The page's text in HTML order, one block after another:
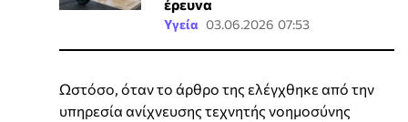
έρευνα
Υγεία 03.06.2026 07:53
Ωστόσο, όταν το άρθρο της ελέγχθηκε από την
υπηρεσία ανίχνευσης τεχνητής νοημοσύνης